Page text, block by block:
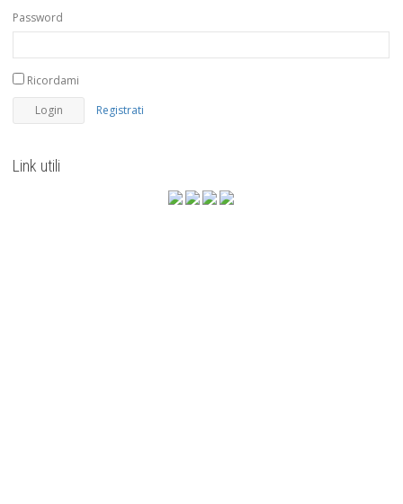
Password
Ricordami
Registrati
Link utili